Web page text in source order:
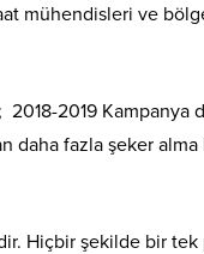
mühendisleri ve
2019 Kampanya
daha fazla şeker
Hiçbir şekilde bir